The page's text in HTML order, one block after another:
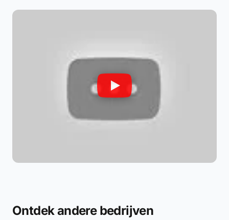
Ontdek andere bedrijven